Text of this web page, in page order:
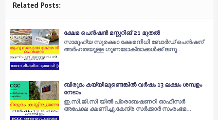
Related Posts:
ക്ഷേമ പെൻഷൻ മസ്റ്ററിങ് 21 മുതൽ
സാമൂഹ്യ സുരക്ഷാ ക്ഷേമനിധി ബോർഡ് പെൻഷന്
അർഹതയുള്ള ഗുണഭോക്താക്കൾക്ക് ജനു…
ബിരുദം കയ്യിലുണ്ടെങ്കിൽ വർഷം 13 ലക്ഷം ശമ്പളം
നേടാം
ഇ.സി.ജി.സി യിൽ പ്രൊബഷണറി ഓഫീസർ
അപേക്ഷ ക്ഷണിച്ചു.കേന്ദ്ര സർക്കാർ സംരംഭമ…